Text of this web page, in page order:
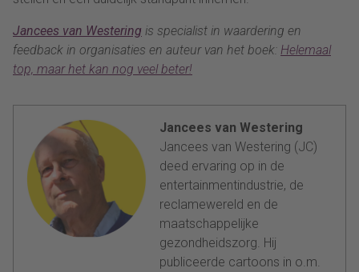
Jancees van Westering is specialist in waardering en
feedback in organisaties en auteur van het boek: Helemaal
top, maar het kan nog veel beter!
Jancees van Westering
Jancees van Westering (JC)
deed ervaring op in de
entertainmentindustrie, de
reclamewereld en de
maatschappelijke
gezondheidszorg. Hij
publiceerde cartoons in o.m.